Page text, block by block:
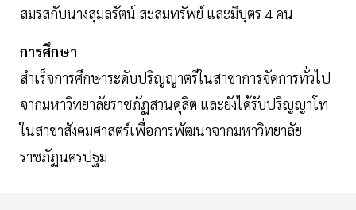
สมรสกับนางสุมลรัตน์ สะสมทรัพย์ และมีบุตร 4 คน
การศึกษา
สำเร็จการศึกษาระดับปริญญาตรีในสาขาการจัดการทั่วไป
จากมหาวิทยาลัยราชภัฏสวนดุสิต และยังได้รับปริญญาโท
ในสาขาสังคมศาสตร์เพื่อการพัฒนาจากมหาวิทยาลัย
ราชภัฏนครปฐม